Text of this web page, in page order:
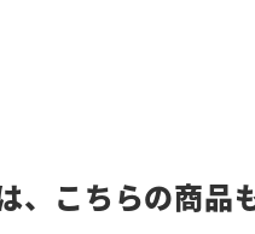
、こちらの商品